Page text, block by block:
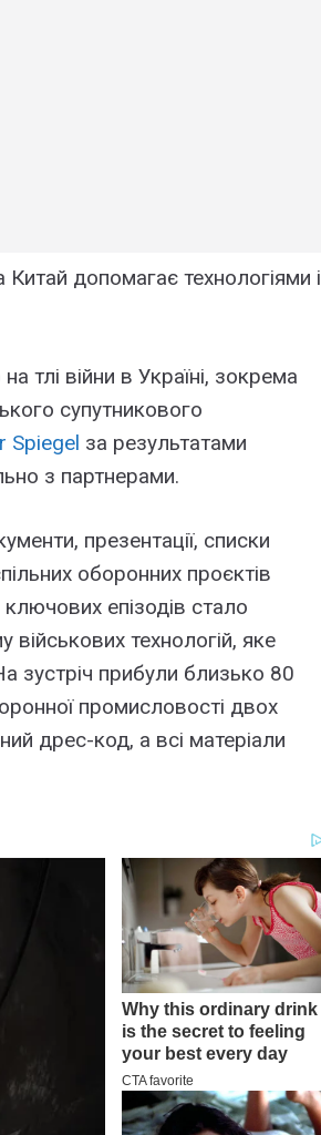
Китай допомагає технологіями і
тлі війни в Україні, зокрема
супутникового
Spiegel за результатами
з партнерами.
презентації, списки
оборонних проєктів
епізодів стало
технологій, яке
зустріч прибули близько 80
промисловості двох
дрес-код, а всі матеріали